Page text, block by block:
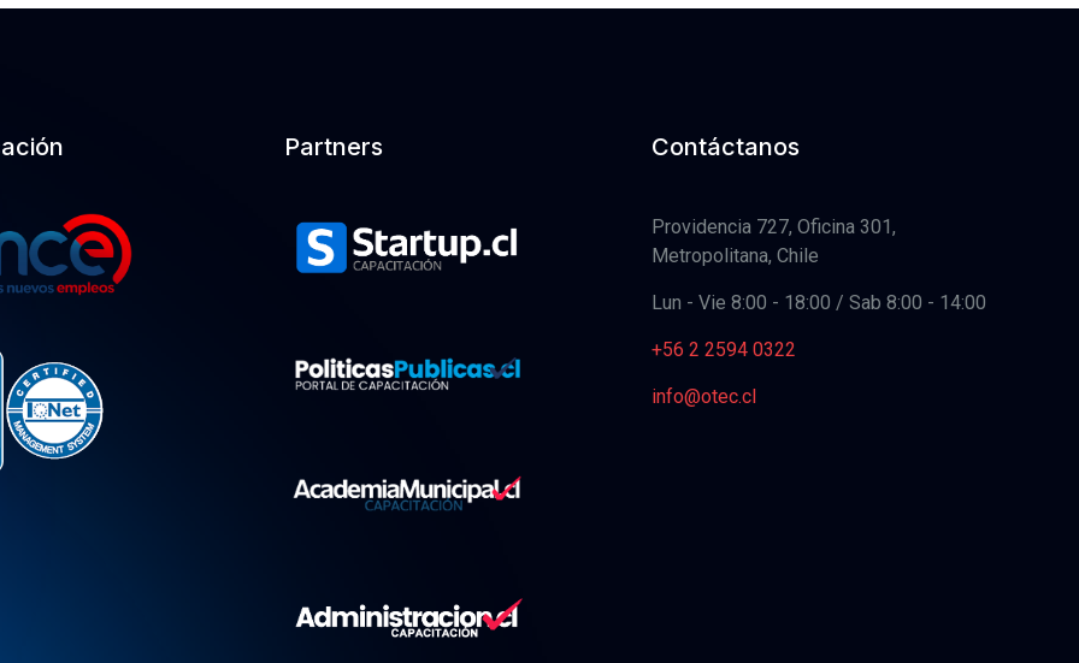
Partners Contáctanos
Providencia 727, Oficina 301,
Metropolitana, Chile
Lun - Vie 8:00 - 18:00 / Sab 8:00 - 14:00
+56 2 2594 0322
info@otec.cl